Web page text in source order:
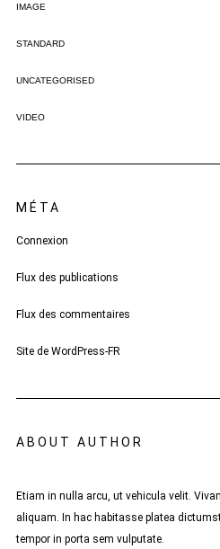
IMAGE
STANDARD
UNCATEGORISED
VIDEO
MÉTA
Connexion
Flux des publications
Flux des commentaires
Site de WordPress-FR
ABOUT AUTHOR
Etiam in nulla arcu, ut vehicula velit.
aliquam. In hac habitasse platea
tempor in porta sem vulputate.